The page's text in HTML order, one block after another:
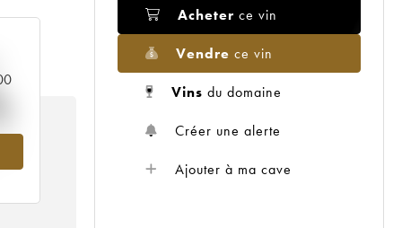
Acheter ce vin
Vendre ce vin
Vins du domaine
Créer une alerte
Ajouter à ma cave